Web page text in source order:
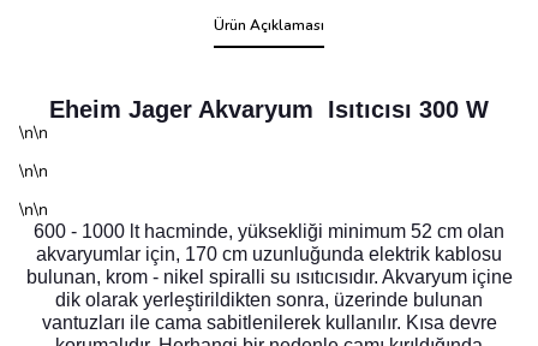
Ürün Açıklaması
Eheim Jager Akvaryum Isıtıcısı 300 W
\n\n
\n\n
\n\n
600 - 1000 lt hacminde, yüksekliği minimum 52 cm olan
akvaryumlar için, 170 cm uzunluğunda elektrik kablosu
bulunan, krom - nikel spiralli su ısıtıcısıdır. Akvaryum içine
dik olarak yerleştirildikten sonra, üzerinde bulunan
vantuzları ile cama sabitlenilerek kullanılır. Kısa devre